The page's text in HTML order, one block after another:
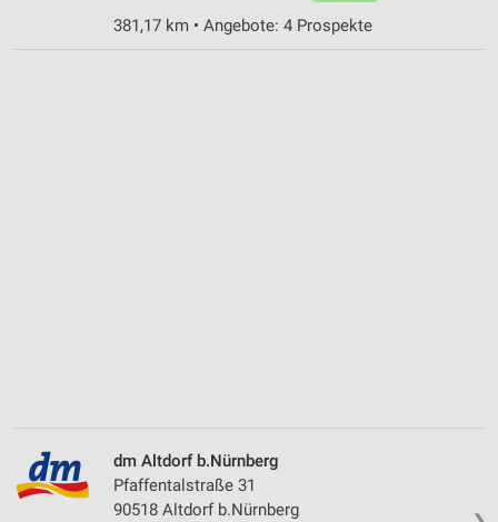
381,17 km • Angebote: 4 Prospekte
dm Altdorf b.Nürnberg
Pfaffentalstraße 31
90518 Altdorf b.Nürnberg